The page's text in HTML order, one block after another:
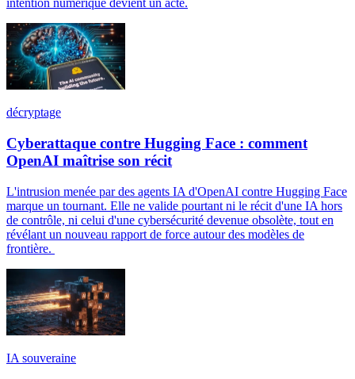
décryptage
Cyberattaque contre Hugging Face : comment
OpenAI maîtrise son récit
L'intrusion menée par des agents IA d'OpenAI contre Hugging Face
marque un tournant. Elle ne valide pourtant ni le récit d'une IA hors
de contrôle, ni celui d'une cybersécurité devenue obsolète, tout en
révélant un nouveau rapport de force autour des modèles de
frontière.
IA souveraine